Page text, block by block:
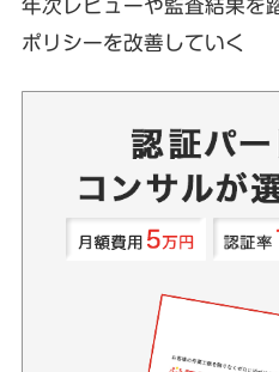
年次レビューや監査結果を
ポリシーを改善していく